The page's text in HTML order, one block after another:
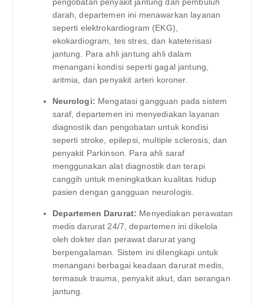
pengobatan penyakit jantung dan pembuluh
darah, departemen ini menawarkan layanan
seperti elektrokardiogram (EKG),
ekokardiogram, tes stres, dan kateterisasi
jantung. Para ahli jantung ahli dalam
menangani kondisi seperti gagal jantung,
aritmia, dan penyakit arteri koroner.
Neurologi: Mengatasi gangguan pada sistem
saraf, departemen ini menyediakan layanan
diagnostik dan pengobatan untuk kondisi
seperti stroke, epilepsi, multiple sclerosis, dan
penyakit Parkinson. Para ahli saraf
menggunakan alat diagnostik dan terapi
canggih untuk meningkatkan kualitas hidup
pasien dengan gangguan neurologis.
Departemen Darurat: Menyediakan perawatan
medis darurat 24/7, departemen ini dikelola
oleh dokter dan perawat darurat yang
berpengalaman. Sistem ini dilengkapi untuk
menangani berbagai keadaan darurat medis,
termasuk trauma, penyakit akut, dan serangan
jantung.